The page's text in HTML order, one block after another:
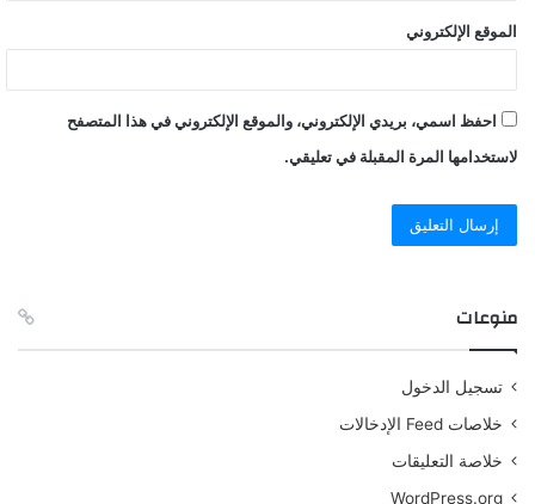
الموقع الإلكتروني
احفظ اسمي، بريدي الإلكتروني، والموقع الإلكتروني في هذا المتصفح
لاستخدامها المرة المقبلة في تعليقي.
منوعات
تسجيل الدخول
خلاصات Feed الإدخالات
خلاصة التعليقات
WordPress.org